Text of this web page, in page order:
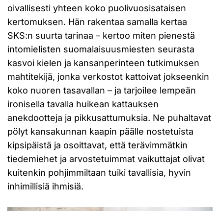
oivallisesti yhteen koko puolivuosisataisen
kertomuksen. Hän rakentaa samalla kertaa
SKS:n suurta tarinaa – kertoo miten pienestä
intomielisten suomalaisuusmiesten seurasta
kasvoi kielen ja kansanperinteen tutkimuksen
mahtitekijä, jonka verkostot kattoivat jokseenkin
koko nuoren tasavallan – ja tarjoilee lempeän
ironisella tavalla huikean kattauksen
anekdootteja ja pikkusattumuksia. Ne puhaltavat
pölyt kansakunnan kaapin päälle nostetuista
kipsipäistä ja osoittavat, että terävimmätkin
tiedemiehet ja arvostetuimmat vaikuttajat olivat
kuitenkin pohjimmiltaan tuiki tavallisia, hyvin
inhimillisiä ihmisiä.